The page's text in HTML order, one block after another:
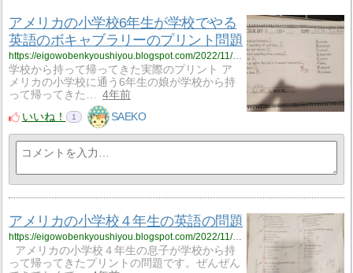
アメリカの小学校6年生が学校でやる
英語のボキャブラリーのプリント問題
https://eigowobenkyoushiyou.blogspot.com/2022/11/6.html
学校から持って帰ってきた実際のプリント ア
メリカの小学校に通う6年生の娘が学校から持
って帰ってきた…
4年前
いいね！
1 SAEKO
アメリカの小学校４年生の英語の問題
https://eigowobenkyoushiyou.blogspot.com/2022/11/blog-post_5.html
アメリカの小学校４年生の息子が学校から持
って帰ってきたプリントの問題です。ぜんぜん